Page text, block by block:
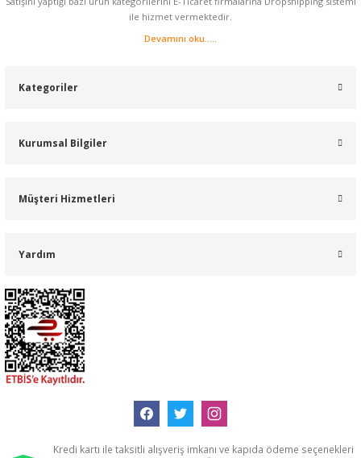
ile hizmet vermektedir.
Devamını oku.....
Kategoriler
Kurumsal Bilgiler
Müşteri Hizmetleri
Yardım
Kredi kartı ile taksitli alışveriş imkanı ve kapıda ödeme seçenekleri